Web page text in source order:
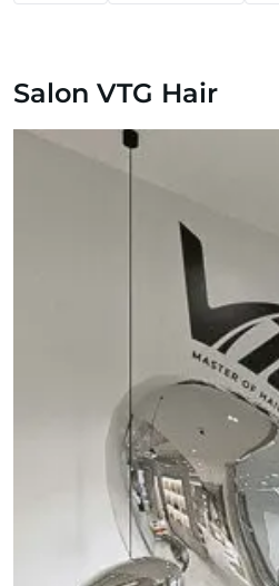
Salon VTG Hair